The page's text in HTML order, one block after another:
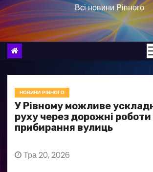
о
в
Всі новини Рівного
НОВИНИ РІВНОГО
У Рівному можливе
руху через дорожні роботи
прибирання вулиць
Тра 20, 2026